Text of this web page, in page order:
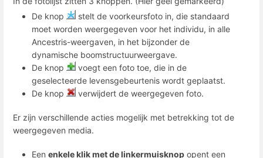
De knop
stelt de voorkeursfoto in, die standaard
moet worden weergegeven voor het individu, in alle
Ancestris-weergaven, in het bijzonder de
dynamische boomstructuurweergave.
De knop
voegt een foto toe, die in de
geselecteerde levensgebeurtenis wordt geplaatst.
De knop
verwijdert de weergegeven foto.
Er zijn verschillende acties mogelijk met betrekking tot de
weergegeven media.
Een enkele klik met de linkermuisknop opent een